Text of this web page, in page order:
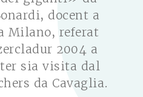
docent a
Milano, referat
2004 a
sia visita dal
da Cavaglia.